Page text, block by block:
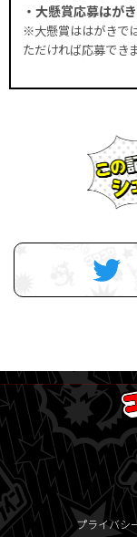
・大懸賞応募はがき
※大懸賞ははがきで
ただければ応募でき
プライバシ